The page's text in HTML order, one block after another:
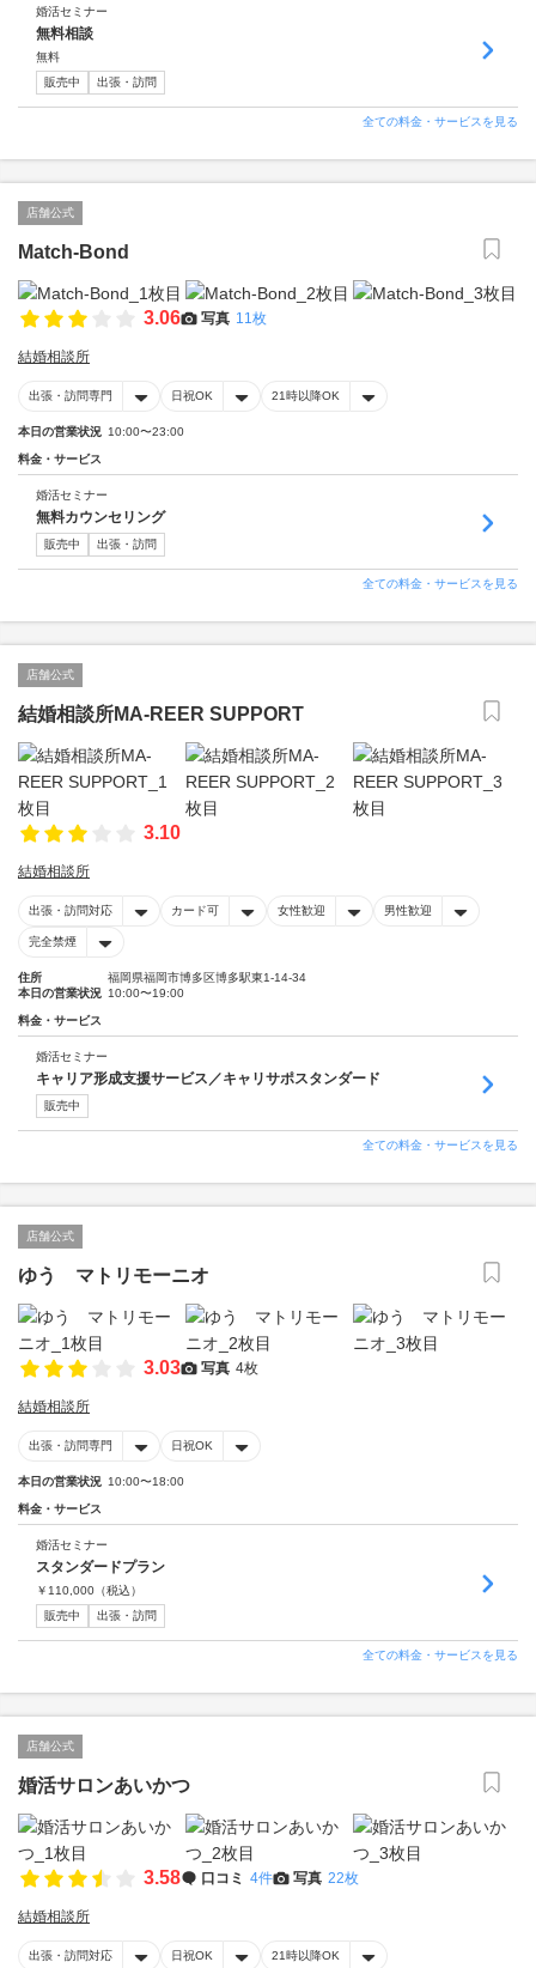
婚活セミナー
無料相談
無料
販売中
出張・訪問
全ての料金・サービスを見る
店舗公式
Match-Bond
3.06 写真 11枚
結婚相談所
出張・訪問専門 日祝OK 21時以降OK
本日の営業状況 10:00〜23:00
料金・サービス
婚活セミナー
無料カウンセリング
販売中 出張・訪問
全ての料金・サービスを見る
店舗公式
結婚相談所MA-REER SUPPORT
3.10
結婚相談所
出張・訪問対応 カード可 女性歓迎 男性歓迎
完全禁煙
住所
福岡県福岡市博多区博多駅東1-14-34
本日の営業状況 10:00〜19:00
料金・サービス
婚活セミナー
キャリア形成支援サービス／キャリサポスタンダード
販売中
全ての料金・サービスを見る
店舗公式
ゆう マトリモーニオ
3.03 写真 4枚
結婚相談所
出張・訪問専門 日祝OK
本日の営業状況 10:00〜18:00
料金・サービス
婚活セミナー
スタンダードプラン
￥ 110,000 （税込）
販売中
出張・訪問
全ての料金・サービスを見る
店舗公式
婚活サロンあいかつ
3.58 口コミ 4件 写真 22枚
結婚相談所
出張・訪問対応 日祝OK 21時以降OK